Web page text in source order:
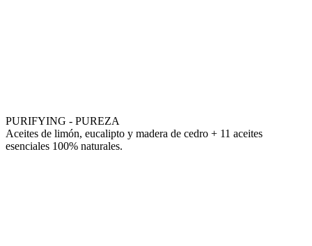
PURIFYING - PUREZA
Aceites de limón, eucalipto y madera de cedro + 11 aceites
esenciales 100% naturales.